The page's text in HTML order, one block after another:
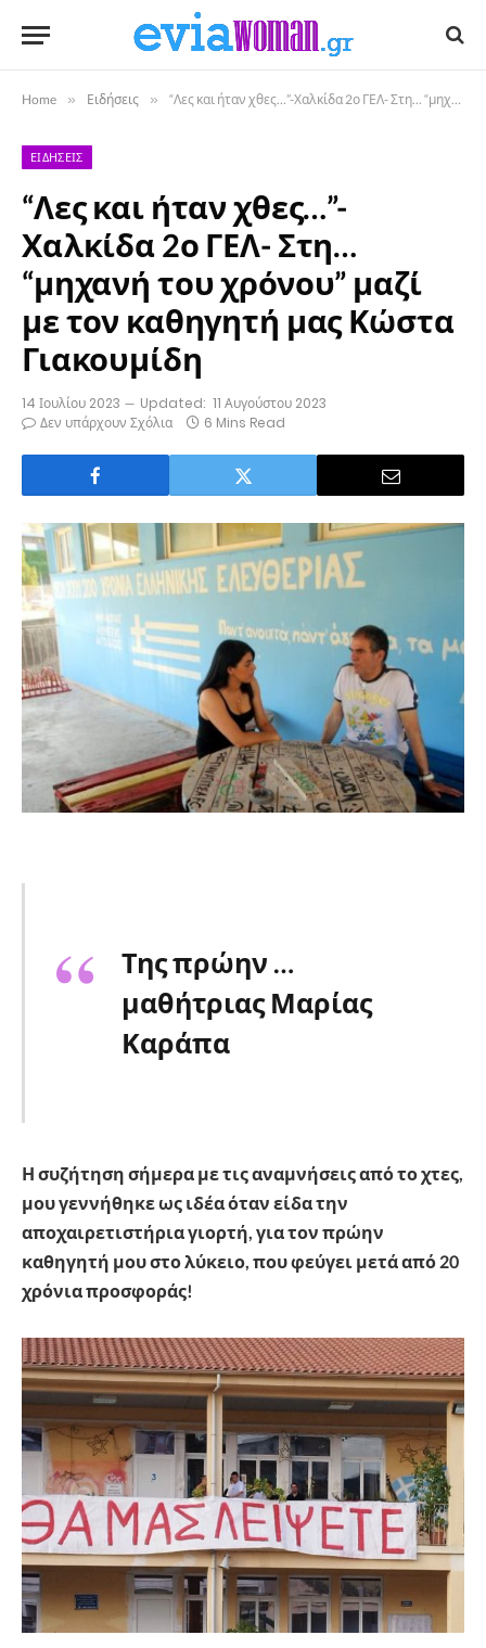
Home » Ειδήσεις » “Λες και ήταν χθες…”-Χαλκίδα 2ο ΓΕΛ- Στη… “μηχανή του χρόνου” μαζί με τον καθηγητή μας Κώστα Γιακουμίδη
ΕΙΔΉΣΕΙΣ
“Λες και ήταν χθες…”-
Χαλκίδα 2ο ΓΕΛ- Στη…
“μηχανή του χρόνου” μαζί
με τον καθηγητή μας Κώστα
Γιακουμίδη
14 Ιουλίου 2023 Updated: 11 Αυγούστου 2023
Δεν υπάρχουν Σχόλια
6 Mins Read
Της πρώην …
μαθήτριας Μαρίας
Καράπα
Η συζήτηση σήμερα με τις αναμνήσεις από το χτες,
μου γεννήθηκε ως ιδέα όταν είδα την
αποχαιρετιστήρια γιορτή, για τον πρώην
καθηγητή μου στο λύκειο, που φεύγει μετά από 20
χρόνια προσφοράς!